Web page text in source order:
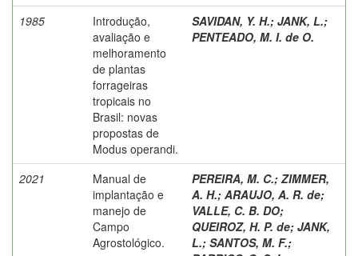
1985
Introdução,
avaliação e
melhoramento
de plantas
forrageiras
tropicais no
Brasil: novas
propostas de
Modus operandi.
SAVIDAN, Y. H.; JANK, L.;
PENTEADO, M. I. de O.
2021
Manual de
implantação e
manejo de
Campo
Agrostológico.
PEREIRA, M. C.; ZIMMER,
A. H.; ARAUJO, A. R. de;
VALLE, C. B. DO;
QUEIROZ, H. P. de; JANK,
L.; SANTOS, M. F.;